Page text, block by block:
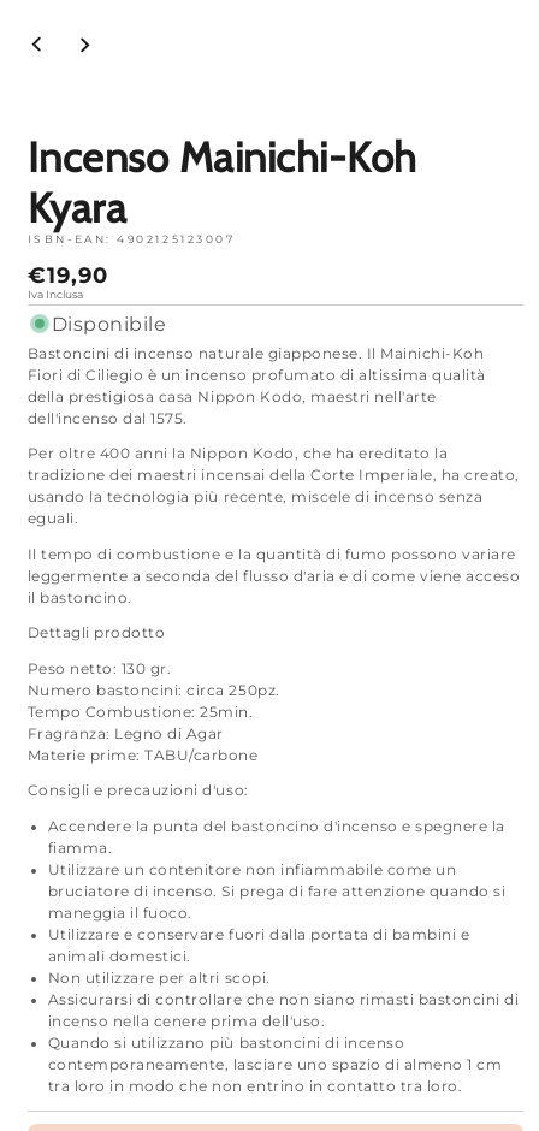
media
Incenso Mainichi-Koh
Kyara
ISBN-EAN: 4902125123007
Prezzo
normale
€19,90
Iva Inclusa
Disponibile
Bastoncini di incenso naturale giapponese. Il Mainichi-Koh
Fiori di Ciliegio è un incenso profumato di altissima qualità
della prestigiosa casa Nippon Kodo, maestri nell'arte
dell'incenso dal 1575.
Per oltre 400 anni la Nippon Kodo, che ha ereditato la
tradizione dei maestri incensai della Corte Imperiale, ha creato,
usando la tecnologia più recente, miscele di incenso senza
eguali.
Il tempo di combustione e la quantità di fumo possono variare
leggermente a seconda del flusso d'aria e di come viene acceso
il bastoncino.
Dettagli prodotto
Peso netto: 130 gr.
Numero bastoncini: circa 250pz.
Tempo Combustione: 25min.
Fragranza: Legno di Agar
Materie prime: TABU/carbone
Consigli e precauzioni d'uso:
Accendere la punta del bastoncino d'incenso e spegnere la
fiamma.
Utilizzare un contenitore non infiammabile come un
bruciatore di incenso. Si prega di fare attenzione quando si
maneggia il fuoco.
Utilizzare e conservare fuori dalla portata di bambini e
animali domestici.
Non utilizzare per altri scopi.
Assicurarsi di controllare che non siano rimasti bastoncini di
incenso nella cenere prima dell'uso.
Quando si utilizzano più bastoncini di incenso
contemporaneamente, lasciare uno spazio di almeno 1 cm
tra loro in modo che non entrino in contatto tra loro.